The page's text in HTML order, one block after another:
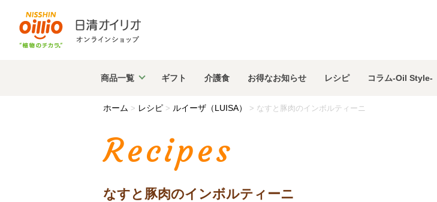
商品一覧 ギフト 介護食 お得なお知らせ レシピ コラム-Oil Style-
ホーム > レシピ > ルイーザ（LUISA） > なすと豚肉のインボルティーニ
Recipes
なすと豚肉のインボルティーニ